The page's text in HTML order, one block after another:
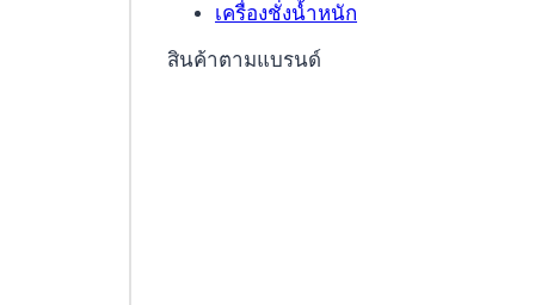
เครื่องชั่งน้ำหนัก
สินค้าตามแบรนด์